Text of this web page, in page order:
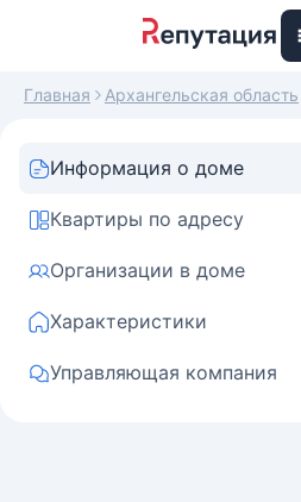
Главная Архангельская область
Информация о доме
Квартиры по адресу
Организации в доме
Характеристики
Управляющая компания